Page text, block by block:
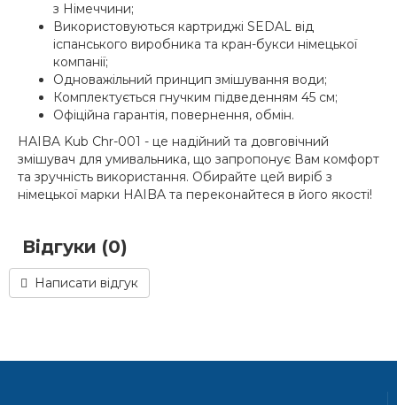
з Німеччини;
Використовуються картриджі SEDAL від
іспанського виробника та кран-букси німецької
компанії;
Одноважільний принцип змішування води;
Комплектується гнучким підведенням 45 см;
Офіційна гарантія, повернення, обмін.
HAIBA Kub Chr-001 - це надійний та довговічний
змішувач для умивальника, що запропонує Вам комфорт
та зручність використання. Обирайте цей виріб з
німецької марки HAIBA та переконайтеся в його якості!
Відгуки (0)
Написати відгук